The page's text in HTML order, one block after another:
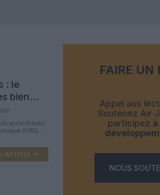
: le
bien
les
accord avec
(CRE)
des
l’inflation,
(SCARA)
L'ARTICLE
FAIRE UN
Appel aux
Soutenez Air
participez à
NOUS